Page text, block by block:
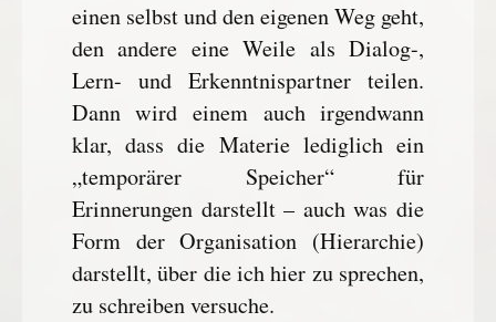
einen selbst und den eigenen Weg geht,
den andere eine Weile als Dialog-,
Lern- und Erkenntnispartner teilen.
Dann wird einem auch irgendwann
klar, dass die Materie lediglich ein
„temporärer Speicher“ für
Erinnerungen darstellt – auch was die
Form der Organisation (Hierarchie)
darstellt, über die ich hier zu sprechen,
zu schreiben versuche.